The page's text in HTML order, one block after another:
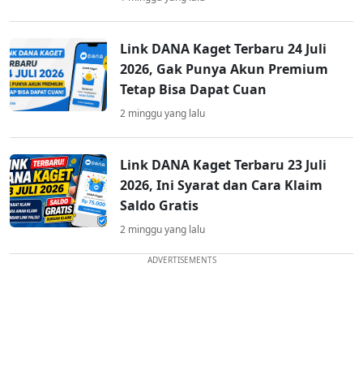
Link DANA Kaget Terbaru 24 Juli
2026, Gak Punya Akun Premium
Tetap Bisa Dapat Cuan
2 minggu yang lalu
Link DANA Kaget Terbaru 23 Juli
2026, Ini Syarat dan Cara Klaim
Saldo Gratis
2 minggu yang lalu
ADVERTISEMENTS